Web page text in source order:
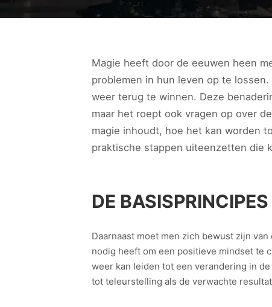
Magie heeft door de eeuwen heen
problemen in hun leven op te
weer terug te winnen. Deze
maar het roept ook vragen op over
magie inhoudt, hoe het kan worden
praktische stappen uiteenzetten die
DE
Daarnaast moet men zich bewust zijn
nodig heeft om een positieve mindset te
weer kan leiden tot een verandering in
tot teleurstelling als de verwachte